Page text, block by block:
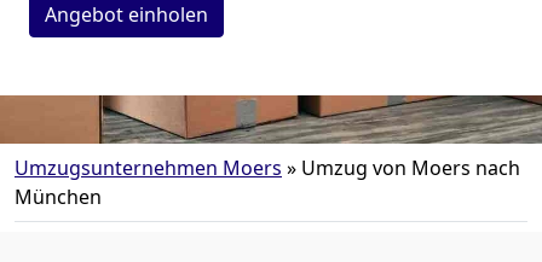
Angebot einholen
Umzugsunternehmen Moers » Umzug von Moers nach
München